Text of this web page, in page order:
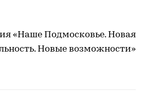
«Наше Подмосковье. Новая
Новые возможности»